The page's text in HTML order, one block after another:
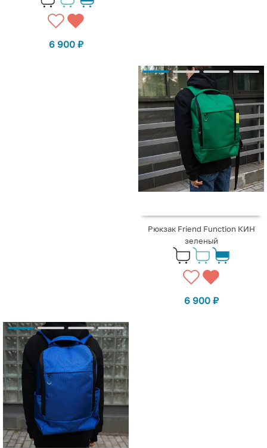
6 900 ₽
Рюкзак Friend Function КИН
зеленый
6 900 ₽